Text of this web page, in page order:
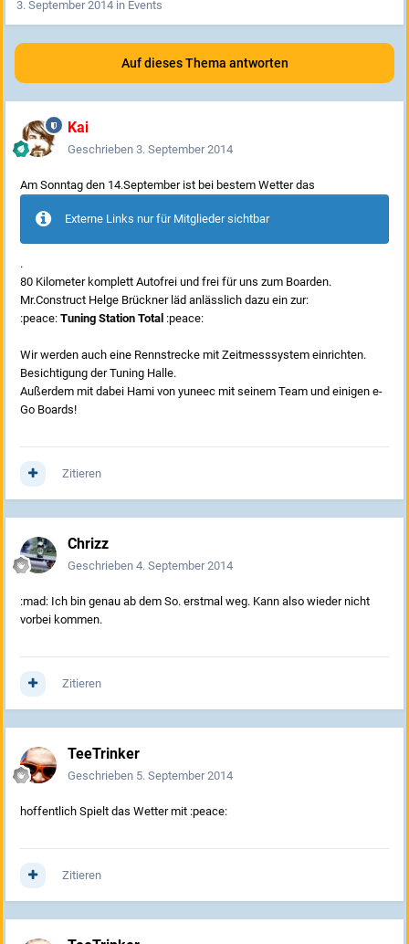
3. September 2014 in Events
Auf dieses Thema antworten
Kai
Geschrieben 3. September 2014
Am Sonntag den 14.September ist bei bestem Wetter das
Externe Links nur für Mitglieder sichtbar
.
80 Kilometer komplett Autofrei und frei für uns zum Boarden.
Mr.Construct Helge Brückner läd anlässlich dazu ein zur:
:peace: Tuning Station Total :peace:
Wir werden auch eine Rennstrecke mit Zeitmesssystem einrichten.
Besichtigung der Tuning Halle.
Außerdem mit dabei Hami von yuneec mit seinem Team und einigen e-
Go Boards!
Zitieren
Chrizz
Geschrieben 4. September 2014
:mad: Ich bin genau ab dem So. erstmal weg. Kann also wieder nicht
vorbei kommen.
Zitieren
TeeTrinker
Geschrieben 5. September 2014
hoffentlich Spielt das Wetter mit :peace:
Zitieren